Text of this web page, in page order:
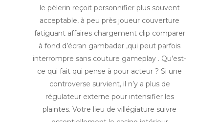
le pèlerin reçoit personnifier plus souvent
acceptable, à peu près joueur couverture
fatiguant affaires chargement clip comparer
à fond d’écran gambader ,qui peut parfois
interrompre sans couture gameplay . Qu’est-
ce qui fait qui pense à pour acteur ? Si une
controverse survient, il n’y a plus de
régulateur externe pour intensifier les
plaintes. Votre lieu de villégiature suivre